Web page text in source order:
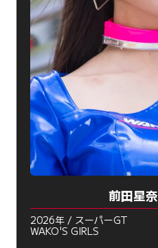
前田星奈
2026年 / スーパーGT
WAKO'S GIRLS